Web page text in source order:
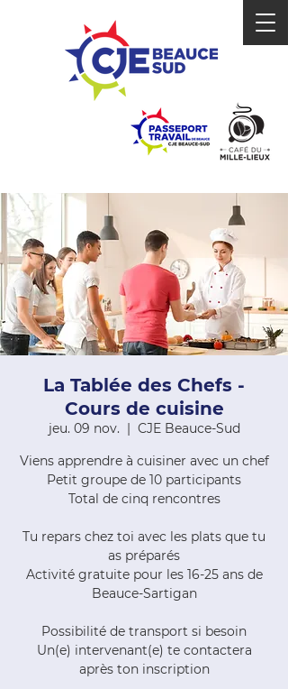
La Tablée des Chefs -
Cours de cuisine
jeu. 09 nov.
  |
CJE Beauce-Sud
Viens apprendre à cuisiner avec un chef
Petit groupe de 10 participants
Total de cinq rencontres
Tu repars chez toi avec les plats que tu
as préparés
Activité gratuite pour les 16-25 ans de
Beauce-Sartigan
Possibilité de transport si besoin
Un(e) intervenant(e) te contactera
après ton inscription